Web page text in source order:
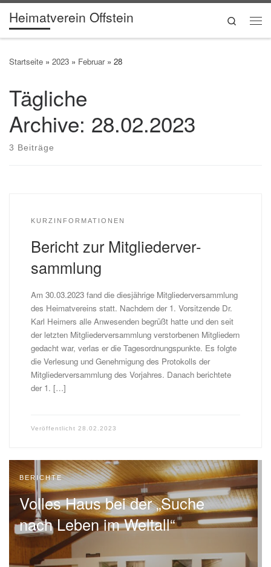
Zum Inhalt springen
Heimatverein Offstein
Search
Startseite » 2023 » Februar » 28
Tägliche
Archive: 28.02.2023
3 Beiträge
KURZINFORMATIONEN
Bericht zur Mitgliederver­
sammlung
Am 30.03.2023 fand die diesjährige Mitgliederversammlung
des Heimatvereins statt. Nachdem der 1. Vorsitzende Dr.
Karl Heimers alle Anwesenden begrüßt hatte und den seit
der letzten Mitgliederversammlung verstorbenen Mitgliedern
gedacht war, verlas er die Tagesordnungspunkte. Es folgte
die Verlesung und Genehmigung des Protokolls der
Mitgliederversammlung des Vorjahres. Danach berichtete
der 1. […]
Veröffentlicht 28.02.2023
BERICHTE
Volles Haus bei der „Suche
nach Leben im Weltall“